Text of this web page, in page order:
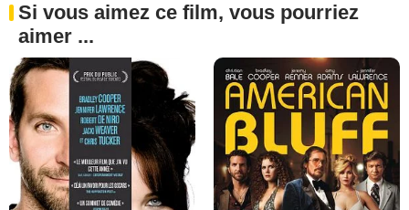
Si vous aimez ce film, vous pourriez
aimer ...